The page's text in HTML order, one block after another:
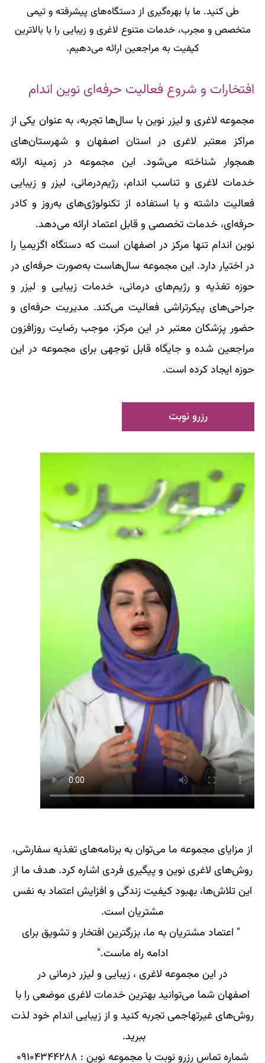
طی کنید. ما با بهره‌گیری از دستگاه‌های پیشرفته و تیمی
متخصص و مجرب، خدمات متنوع لاغری و زیبایی را با بالاترین
کیفیت به مراجعین ارائه می‌دهیم.
افتخارات و شروع فعالیت حرفه‌ای نوین اندام
مجموعه لاغری و لیزر نوین با سال‌ها تجربه، به عنوان یکی از
مراکز معتبر لاغری در استان اصفهان و شهرستان‌های
همجوار شناخته می‌شود. این مجموعه در زمینه ارائه
خدمات لاغری و تناسب اندام، رژیم‌درمانی، لیزر و زیبایی
فعالیت داشته و با استفاده از تکنولوژی‌های به‌روز و کادر
حرفه‌ای، خدمات تخصصی و قابل اعتماد ارائه می‌دهد.
نوین اندام تنها مرکز در اصفهان است که دستگاه اگزیمیا را
در اختیار دارد. این مجموعه سال‌هاست به‌صورت حرفه‌ای در
حوزه تغذیه و رژیم‌های درمانی، خدمات زیبایی و لیزر و
جراحی‌های پیکرتراشی فعالیت می‌کند. مدیریت حرفه‌ای و
حضور پزشکان معتبر در این مرکز، موجب رضایت روزافزون
مراجعین شده و جایگاه قابل توجهی برای مجموعه در این
حوزه ایجاد کرده است.
رزرو نوبت
از مزایای مجموعه ما می‌توان به برنامه‌های تغذیه سفارشی،
روش‌های لاغری نوین و پیگیری فردی اشاره کرد. هدف ما از
این تلاش‌ها، بهبود کیفیت زندگی و افزایش اعتماد به نفس
مشتریان است.
" اعتماد مشتریان به ما، بزرگترین افتخار و تشویق برای
ادامه راه ماست."
در این مجموعه لاغری ، زیبایی و لیزر درمانی در
اصفهان شما می‌توانید بهترین خدمات لاغری موضعی را با
روش‌های غیرتهاجمی تجربه کنید و از زیبایی اندام خود لذت
ببرید.
شماره تماس رزرو نوبت با مجموعه نوین : ۰۹۱۰۴۳۴۴۲۸۸